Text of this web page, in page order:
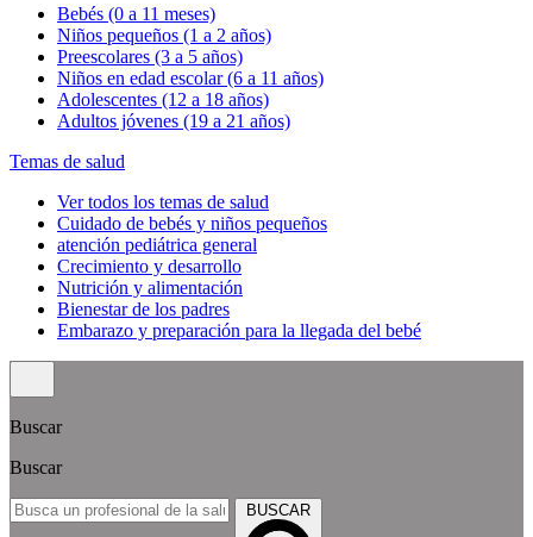
Bebés (0 a 11 meses)
Niños pequeños (1 a 2 años)
Preescolares (3 a 5 años)
Niños en edad escolar (6 a 11 años)
Adolescentes (12 a 18 años)
Adultos jóvenes (19 a 21 años)
Temas de salud
Ver todos los temas de salud
Cuidado de bebés y niños pequeños
atención pediátrica general
Crecimiento y desarrollo
Nutrición y alimentación
Bienestar de los padres
Embarazo y preparación para la llegada del bebé
Buscar
Buscar
BUSCAR